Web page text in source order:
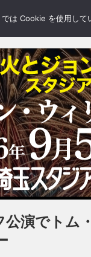
BLOGS
演でトム
は Cookie を使用し